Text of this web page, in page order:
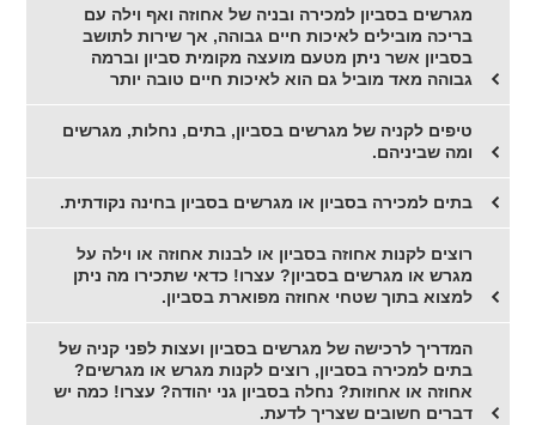
מגרשים בסביון למכירה ובניה של אחוזה ואף וילה עם
בריכה מובילים לאיכות חיים גבוהה, אך שירות לתושב
בסביון אשר ניתן מטעם מועצה מקומית סביון וברמה
גבוהה מאד מוביל גם הוא לאיכות חיים טובה יותר
טיפים לקניה של מגרשים בסביון, בתים, נחלות, מגרשים
ומה שביניהם.
בתים למכירה בסביון או מגרשים בסביון בחינה נקודתית.
רוצים לקנות אחוזה בסביון או לבנות אחוזה או וילה על
מגרש או מגרשים בסביון? עצרו! כדאי שתכירו מה ניתן
למצוא בתוך שטחי אחוזה מפוארת בסביון.
המדריך לרכישה של מגרשים בסביון ועצות לפני קניה של
בתים למכירה בסביון, רוצים לקנות מגרש או מגרשים?
אחוזה או אחוזות? נחלה בסביון גני יהודה? עצרו! כמה יש
דברים חשובים שצריך לדעת.